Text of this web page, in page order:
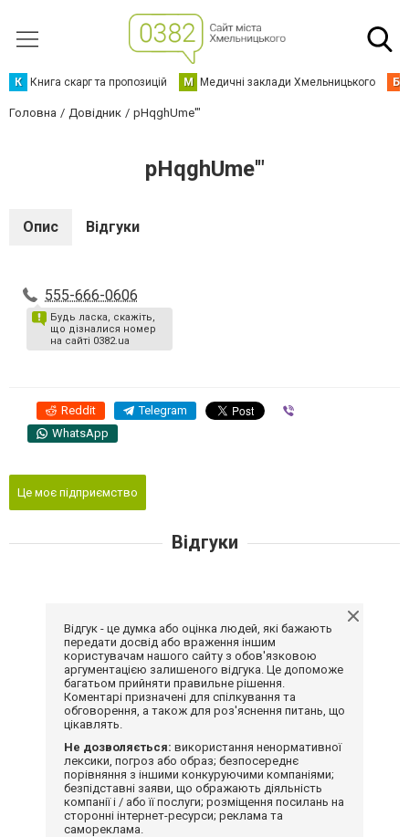
К Книга скарг та пропозицій М Медичні заклади Хмельницького Б
Головна Довідник pHqghUme'"
pHqghUme'"
Опис Відгуки
555-666-0606
Будь ласка, скажіть,
що дізналися номер
на сайті 0382.ua
Reddit Telegram
WhatsApp
Це моє підприємство
Відгуки
Відгук - це думка або оцінка людей, які бажають
передати досвід або враження іншим
користувачам нашого сайту з обов'язковою
аргументацією залишеного відгука. Це допоможе
багатьом прийняти правильне рішення.
Коментарі призначені для спілкування та
обговорення, а також для роз'яснення питань, що
цікавлять.
Не дозволяється: використання ненормативної
лексики, погроз або образ; безпосереднє
порівняння з іншими конкуруючими компаніями;
безпідставні заяви, що ображають діяльність
компанії і / або її послуги; розміщення посилань на
сторонні інтернет-ресурси; реклама та
самореклама.